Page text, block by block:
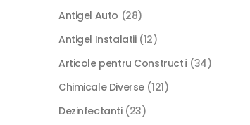
Antigel Auto (28)
Antigel Instalatii (12)
Articole pentru Constructii (34)
Chimicale Diverse (121)
Dezinfectanti (23)